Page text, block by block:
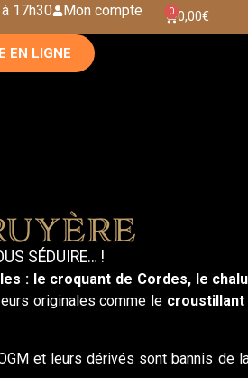
17h30 Mon compte 0,00€
0
EN LIGNE
SÉDUIRE… !
: le croquant de Cordes, le
originales comme le
et leurs dérivés sont bannis de